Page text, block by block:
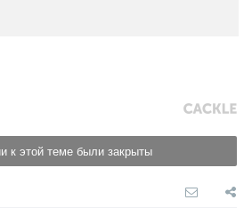
к этой теме были закрыты